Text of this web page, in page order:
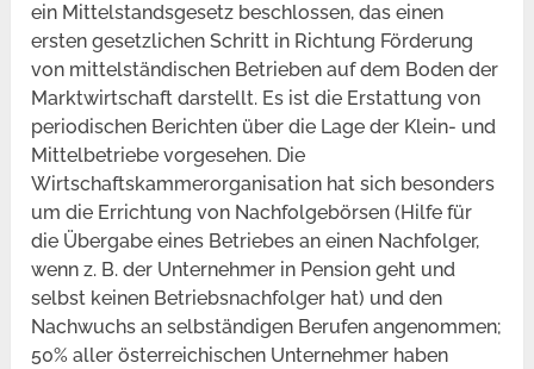
ein Mittelstandsgesetz beschlossen, das einen
ersten gesetzlichen Schritt in Richtung Förderung
von mittelständischen Betrieben auf dem Boden der
Marktwirtschaft darstellt. Es ist die Erstattung von
periodischen Berichten über die Lage der Klein- und
Mittelbetriebe vorgesehen. Die
Wirtschaftskammerorganisation hat sich besonders
um die Errichtung von Nachfolgebörsen (Hilfe für
die Übergabe eines Betriebes an einen Nachfolger,
wenn z. B. der Unternehmer in Pension geht und
selbst keinen Betriebsnachfolger hat) und den
Nachwuchs an selbständigen Berufen angenommen;
50% aller österreichischen Unternehmer haben